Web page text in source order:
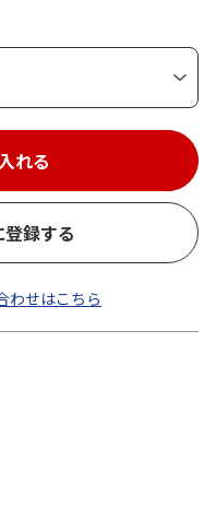
れる
録する
わせはこちら